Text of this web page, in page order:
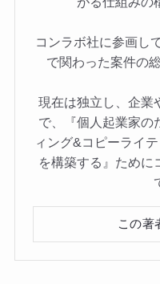
コンラボ社に参画し
で関わった案件の
現在は独立し、企業
で、『個人起業家の
ィング&コピーライ
を構築する』ために
この著